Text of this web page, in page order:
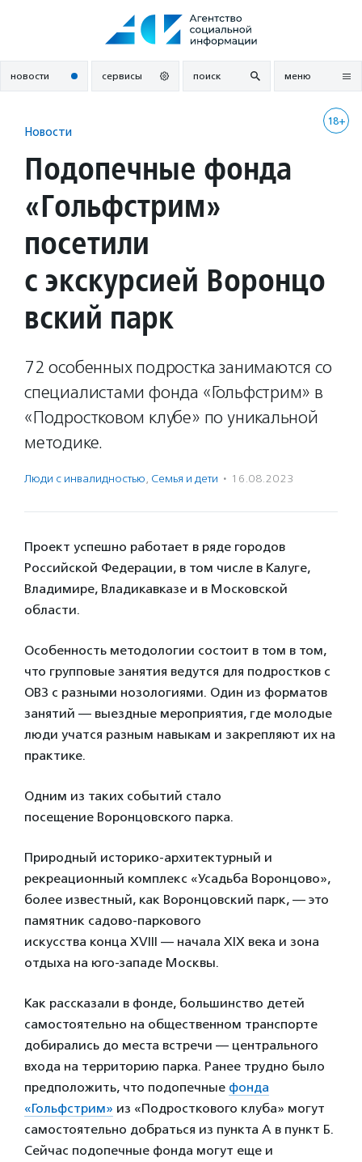
новости сервисы поиск меню
18+
Новости
Подопечные фонда
«Гольфстрим»
посетили
с экскурсией Воронцо
вский парк
72 особенных подростка занимаются со
специалистами фонда «Гольфстрим» в
«Подростковом клубе» по уникальной
методике.
Люди с инвалидностью, Семья и дети · 16.08.2023
Проект успешно работает в ряде городов
Российской Федерации, в том числе в Калуге,
Владимире, Владикавказе и в Московской
области.
Особенность методологии состоит в том в том,
что групповые занятия ведутся для подростков с
ОВЗ с разными нозологиями. Один из форматов
занятий — выездные мероприятия, где молодые
люди учатся разным навыкам и закрепляют их на
практике.
Одним из таких событий стало
посещение Воронцовского парка.
Природный историко-архитектурный и
рекреационный комплекс «Усадьба Воронцово»,
более известный, как Воронцовский парк, — это
памятник садово-паркового
искусства конца XVIII — начала XIX века и зона
отдыха на юго-западе Москвы.
Как рассказали в фонде, большинство детей
самостоятельно на общественном транспорте
добирались до места встречи — центрального
входа на территорию парка. Ранее трудно было
предположить, что подопечные фонда
«Гольфстрим» из «Подросткового клуба» могут
самостоятельно добраться из пункта А в пункт Б.
Сейчас подопечные фонда могут еще и